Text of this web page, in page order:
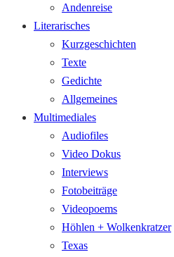
Andenreise
Literarisches
Kurzgeschichten
Texte
Gedichte
Allgemeines
Multimediales
Audiofiles
Video Dokus
Interviews
Fotobeiträge
Videopoems
Höhlen + Wolkenkratzer
Texas